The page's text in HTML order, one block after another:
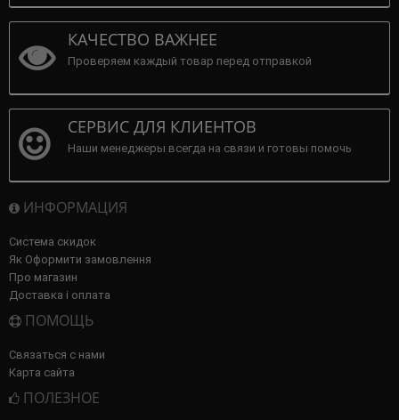
КАЧЕСТВО ВАЖНЕЕ
Проверяем каждый товар перед отправкой
СЕРВИС ДЛЯ КЛИЕНТОВ
Наши менеджеры всегда на связи и готовы помочь
ИНФОРМАЦИЯ
Система скидок
Як Оформити замовлення
Про магазин
Доставка і оплата
ПОМОЩЬ
Связаться с нами
Карта сайта
ПОЛЕЗНОЕ